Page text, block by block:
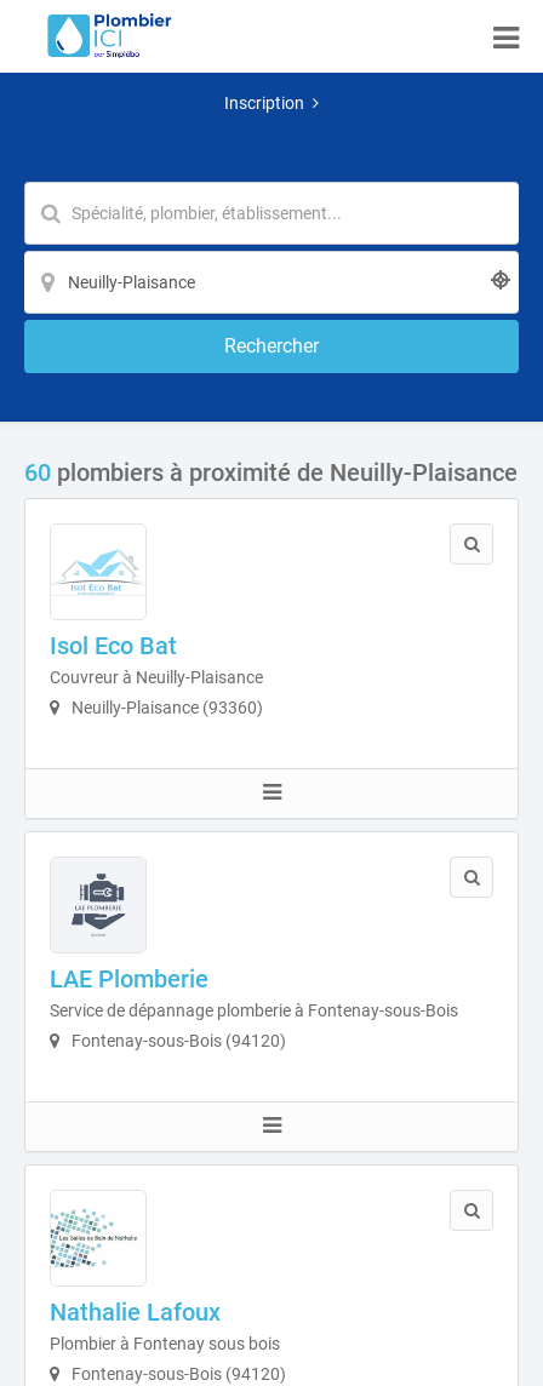
Inscription
Rechercher
60 plombiers à proximité de Neuilly-Plaisance
Isol Eco Bat
Couvreur à Neuilly-Plaisance
Neuilly-Plaisance (93360)
LAE Plomberie
Service de dépannage plomberie à Fontenay-sous-Bois
Fontenay-sous-Bois (94120)
Nathalie Lafoux
Plombier à Fontenay sous bois
Fontenay-sous-Bois (94120)